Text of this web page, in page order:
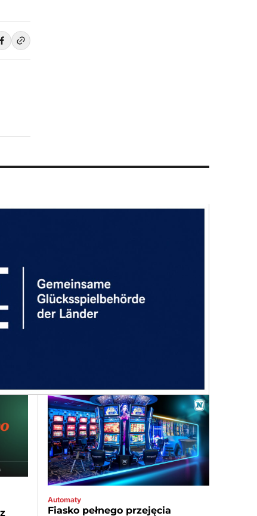
Automaty
Fiasko pełnego przejęcia